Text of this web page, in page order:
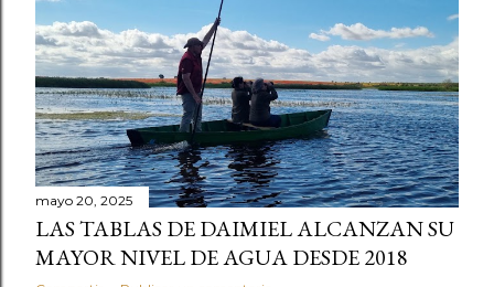
mayo 20, 2025
LAS TABLAS DE DAIMIEL ALCANZAN SU
MAYOR NIVEL DE AGUA DESDE 2018